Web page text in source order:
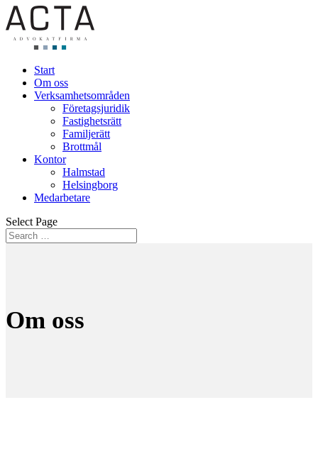
Start
Om oss
Verksamhetsområden
Företagsjuridik
Fastighetsrätt
Familjerätt
Brottmål
Kontor
Halmstad
Helsingborg
Medarbetare
Select Page
Om oss